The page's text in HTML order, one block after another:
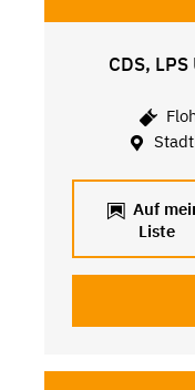
CDS,
Auf
Liste